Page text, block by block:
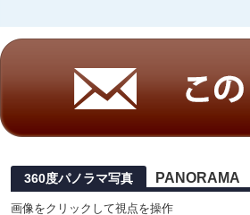
360度パノラマ写真 PANORAMA
画像をクリックして視点を操作